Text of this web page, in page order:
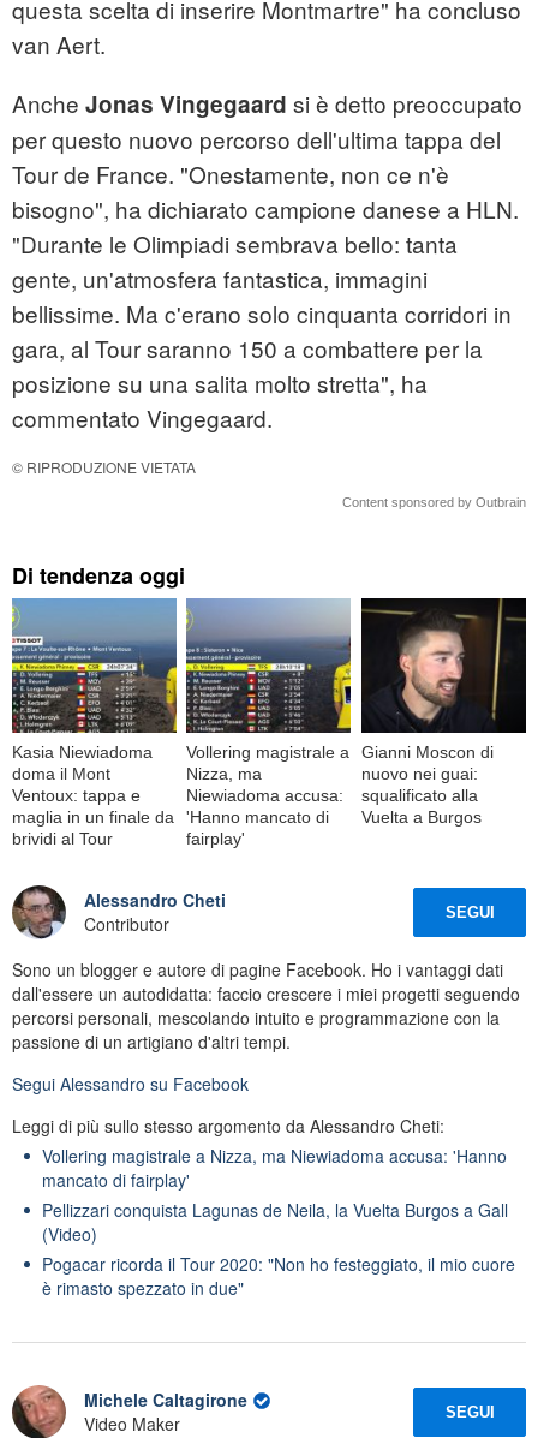
questa scelta di inserire Montmartre" ha concluso
van Aert.
Anche Jonas Vingegaard si è detto preoccupato
per questo nuovo percorso dell'ultima tappa del
Tour de France. "Onestamente, non ce n'è
bisogno", ha dichiarato campione danese a HLN.
"Durante le Olimpiadi sembrava bello: tanta
gente, un'atmosfera fantastica, immagini
bellissime. Ma c'erano solo cinquanta corridori in
gara, al Tour saranno 150 a combattere per la
posizione su una salita molto stretta", ha
commentato Vingegaard.
© RIPRODUZIONE VIETATA
Content sponsored by Outbrain
Di tendenza oggi
Kasia Niewiadoma
doma il Mont
Ventoux: tappa e
maglia in un finale da
brividi al Tour
Vollering magistrale a
Nizza, ma
Niewiadoma accusa:
'Hanno mancato di
fairplay'
Gianni Moscon di
nuovo nei guai:
squalificato alla
Vuelta a Burgos
Alessandro Cheti
Contributor
SEGUI
Sono un blogger e autore di pagine Facebook. Ho i vantaggi dati
dall'essere un autodidatta: faccio crescere i miei progetti seguendo
percorsi personali, mescolando intuito e programmazione con la
passione di un artigiano d'altri tempi.
Segui Alessandro su Facebook
Leggi di più sullo stesso argomento da Alessandro Cheti:
Vollering magistrale a Nizza, ma Niewiadoma accusa: 'Hanno
mancato di fairplay'
Pellizzari conquista Lagunas de Neila, la Vuelta Burgos a Gall
(Video)
Pogacar ricorda il Tour 2020: "Non ho festeggiato, il mio cuore
è rimasto spezzato in due"
Michele Caltagirone
Video Maker
SEGUI